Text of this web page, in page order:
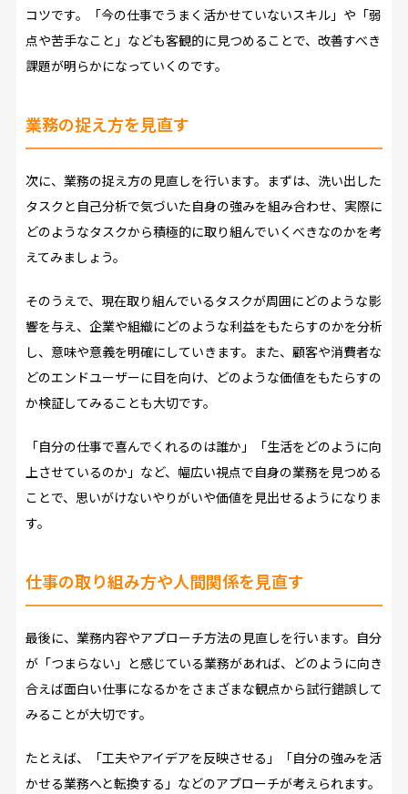
コツです。「今の仕事でうまく活かせていないスキル」や「弱
点や苦手なこと」なども客観的に見つめることで、改善すべき
課題が明らかになっていくのです。
業務の捉え方を見直す
次に、業務の捉え方の見直しを行います。まずは、洗い出した
タスクと自己分析で気づいた自身の強みを組み合わせ、実際に
どのようなタスクから積極的に取り組んでいくべきなのかを考
えてみましょう。
そのうえで、現在取り組んでいるタスクが周囲にどのような影
響を与え、企業や組織にどのような利益をもたらすのかを分析
し、意味や意義を明確にしていきます。また、顧客や消費者な
どのエンドユーザーに目を向け、どのような価値をもたらすの
か検証してみることも大切です。
「自分の仕事で喜んでくれるのは誰か」「生活をどのように向
上させているのか」など、幅広い視点で自身の業務を見つめる
ことで、思いがけないやりがいや価値を見出せるようになりま
す。
仕事の取り組み方や人間関係を見直す
最後に、業務内容やアプローチ方法の見直しを行います。自分
が「つまらない」と感じている業務があれば、どのように向き
合えば面白い仕事になるかをさまざまな観点から試行錯誤して
みることが大切です。
たとえば、「工夫やアイデアを反映させる」「自分の強みを活
かせる業務へと転換する」などのアプローチが考えられます。